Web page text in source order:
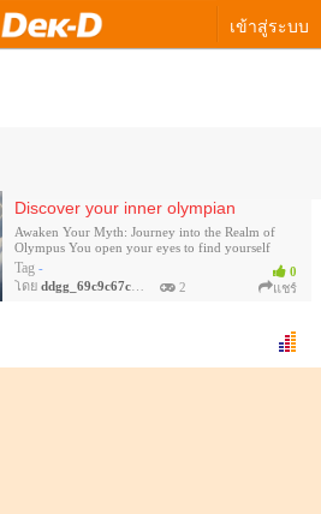
เข้าสู่ระบบ
Discover your inner olympian
0
Awaken Your Myth: Journey into the Realm of
Olympus You open your eyes to find yourself
standing in the middle of a white marble temple
surrounded by clouds. A whisper in the wind tells
you that you have been chosen as an avatar of the
Tag -
โดย ddgg_69c9c67c7b6 2 แชร์